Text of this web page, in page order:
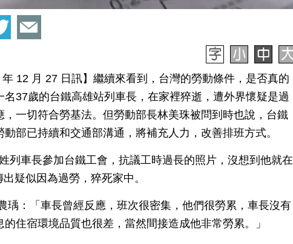
年 12 月 27 日訊】繼續來看到，台灣的勞動條件，是否真的
37歲的台鐵高雄站列車長，在家裡猝逝，遭外界懷疑是過
，一切符合勞基法。但勞動部長林美珠被問到時也說，台鐵
部已持續和交通部溝通，將補充人力，改善排班方式。
列車長參加台鐵工會，抗議工時過長的照片，沒想到他就在
疑似因為過勞，猝死家中。
瑀：「車長曾經反應，班次很密集，他們很勞累，車長沒有
住宿環境品質也很差，當然間接造成他非常勞累。」